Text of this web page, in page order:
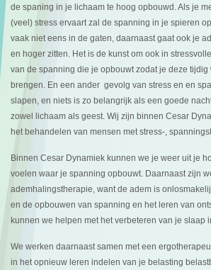
de spaning in je lichaam te hoog opbouwd. Als je
(veel) stress ervaart zal de spanning in je spieren
vaak niet eens in de gaten, daarnaast gaat ook je
en hoger zitten. Het is de kunst om ook in
van de spanning die je opbouwt zodat je deze tijdig
brengen. En een ander gevolg van stress en en
slapen, en niets is zo belangrijk als een goede
zowel lichaam als geest. Wij zijn binnen Cesar
het behandelen van mensen met stress-,
Binnen Cesar Dynamiek kunnen we je weer uit je
voelen waar je spanning opbouwt. Daarnaast zijn
ademhalingstherapie, want de adem is
en de opbouwen van spanning en het leren van
kunnen we helpen met het verbeteren van je slaap
We werken daarnaast samen met een
in het opnieuw leren indelen van je belasting